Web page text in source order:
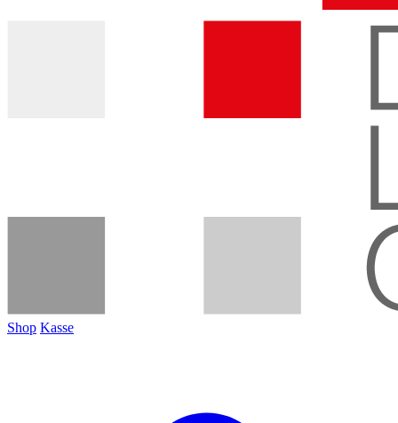
Shop Kasse